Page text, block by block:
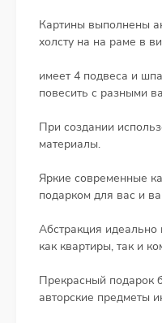
Картины выполнены
холсту на на раме в
имеет 4 подвеса и
повесить с разными
При создании
материалы.
Яркие современные
подарком для вас и
Абстракция идеально
как квартиры, так и
Прекрасный подарок
авторские предметы